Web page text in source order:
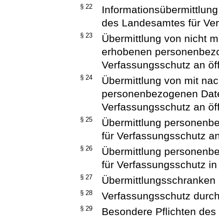
§ 22
des Landesamtes für
§ 23
Übermittlung von nicht
erhobenen
Verfassungsschutz an
§ 24
Übermittlung von mit
personenbezogenen
Verfassungsschutz an
§ 25
Übermittlung
für Verfassungsschutz
§ 26
Übermittlung
für Verfassungsschutz
§ 27 Übermittlungsschranken
§ 28 Verfassungsschutz
§ 29 Besondere Pflichten